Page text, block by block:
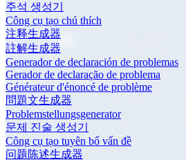
주석 생성기
Công cụ tạo chú thích
注释生成器
註解生成器
Generador de declaración de problemas
Gerador de declaração de problema
Générateur d'énoncé de problème
問題文生成器
Problemstellungsgenerator
문제 진술 생성기
Công cụ tạo tuyên bố vấn đề
问题陈述生成器